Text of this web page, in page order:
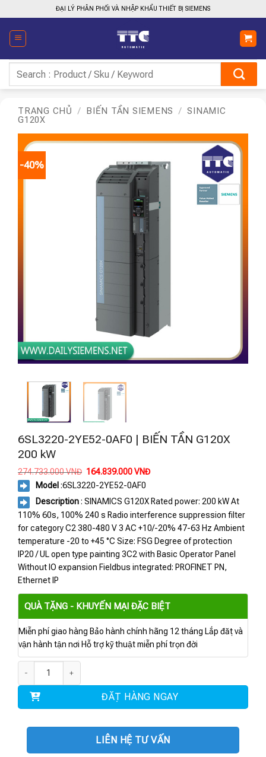
qua
nội
dung
ĐẠI LÝ PHÂN PHỐI VÀ NHẬP KHẨU THIẾT BỊ SIEMENS
kiếm:
TRANG CHỦ / BIẾN TẦN SIEMENS / SINAMIC
G120X
-40%
6SL3220-2YE52-0AF0 | BIẾN TẦN G120X
200 kW
274.733.000VNĐ Giá
là:
274.733.000 VNĐ.
164.839.000VNĐGiá
là:
164.839.000 VNĐ.
Model :6SL3220-2YE52-0AF0
Description: SINAMICS G120X Rated power: 200 kW At
110% 60s, 100% 240 s Radio interference suppression filter
for category C2 380-480 V 3 AC +10/-20% 47-63 Hz Ambient
temperature -20 to +45 °C Size: FSG Degree of protection
IP20 / UL open type painting 3C2 with Basic Operator Panel
Without IO expansion Fieldbus integrated: PROFINET PN,
Ethernet IP
QUÀ TẶNG - KHUYẾN MẠI ĐẶC BIỆT
Miễn phí giao hàng Bảo hành chính hãng 12 tháng Lắp đặt và
vận hành tận nơi Hỗ trợ kỹ thuật miễn phí trọn đời
ĐẶT HÀNG NGAY
LIÊN HỆ TƯ VẤN